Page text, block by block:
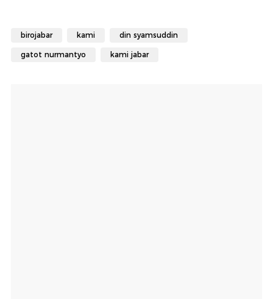
birojabar kami din syamsuddin
gatot nurmantyo kami jabar